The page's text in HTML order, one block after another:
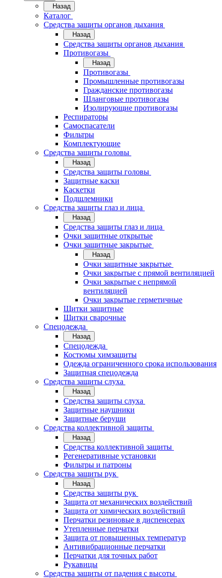
Назад
Каталог
Средства защиты органов дыхания
Назад
Средства защиты органов дыхания
Противогазы
Назад
Противогазы
Промышленные противогазы
Гражданские противогазы
Шланговые противогазы
Изолирующие противогазы
Респираторы
Самоспасатели
Фильтры
Комплектующие
Средства защиты головы
Назад
Средства защиты головы
Защитные каски
Каскетки
Подшлемники
Средства защиты глаз и лица
Назад
Средства защиты глаз и лица
Очки защитные открытые
Очки защитные закрытые
Назад
Очки защитные закрытые
Очки закрытые с прямой вентиляцией
Очки закрытые с непрямой
вентиляцией
Очки закрытые герметичные
Щитки защитные
Щитки сварочные
Спецодежда
Назад
Спецодежда
Костюмы химзащиты
Одежда ограниченного срока использования
Защитная спецодежда
Средства защиты слуха
Назад
Средства защиты слуха
Защитные наушники
Защитные беруши
Средства коллективной защиты
Назад
Средства коллективной защиты
Регенеративные установки
Фильтры и патроны
Средства защиты рук
Назад
Средства защиты рук
Защита от механических воздействий
Защита от химических воздействий
Перчатки резиновые в диспенсерах
Утепленные перчатки
Защита от повышенных температур
Антивибрационные перчатки
Перчатки для точных работ
Рукавицы
Средства защиты от падения с высоты